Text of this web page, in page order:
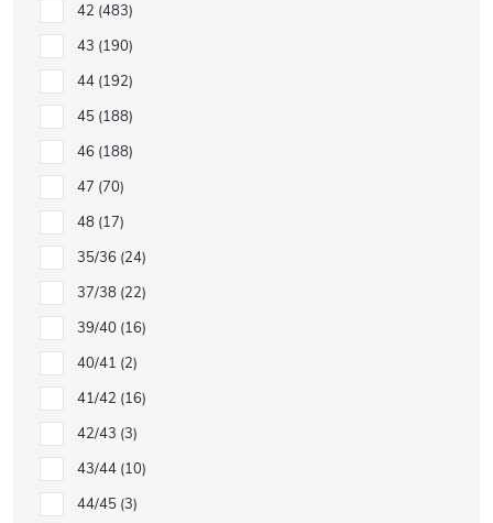
42 483
43 190
44 192
45 188
46 188
47 70
48 17
35/36 24
37/38 22
39/40 16
40/41 2
41/42 16
42/43 3
43/44 10
44/45 3